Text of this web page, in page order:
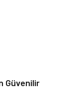
Güvenilir